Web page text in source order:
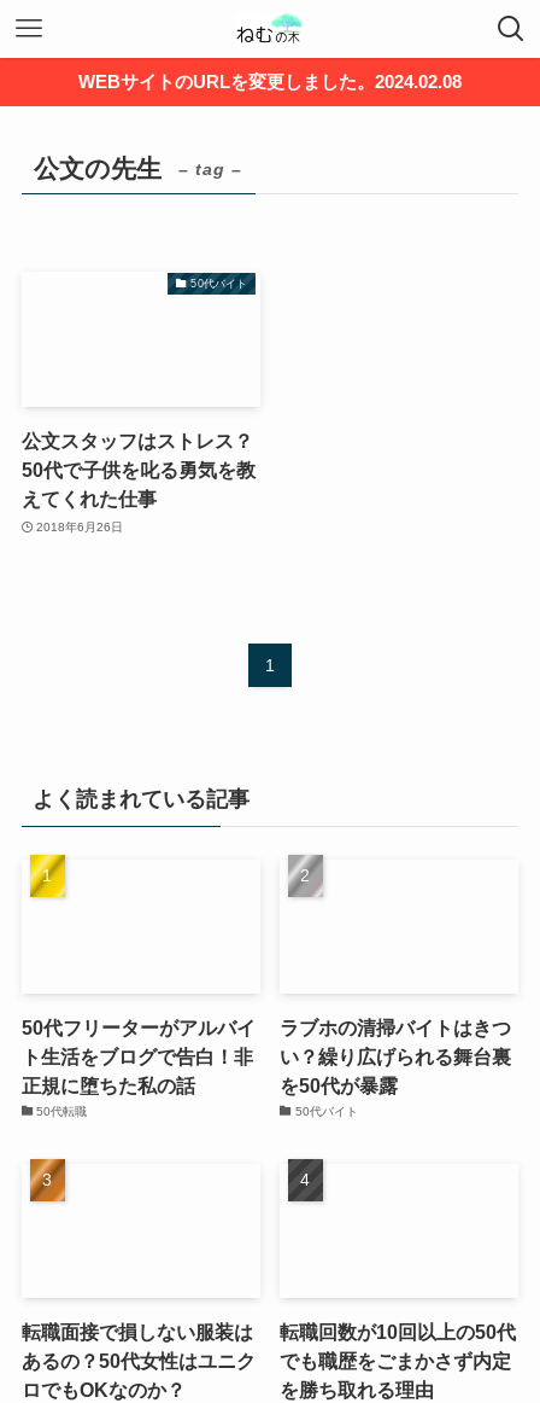
WEBサイトのURLを変更しました。2024.02.08
公文の先生 – tag –
50代バイト
公文スタッフはストレス？
50代で子供を叱る勇気を教
えてくれた仕事
2018年6月26日
1
よく読まれている記事
50代フリーターがアルバイ
ト生活をブログで告白！非
正規に堕ちた私の話
50代転職
ラブホの清掃バイトはきつ
い？繰り広げられる舞台裏
を50代が暴露
50代バイト
転職面接で損しない服装は
あるの？50代女性はユニク
ロでもOKなのか？
転職回数が10回以上の50代
でも職歴をごまかさず内定
を勝ち取れる理由